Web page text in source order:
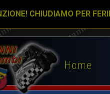
CHIUDIAMO PER
Home